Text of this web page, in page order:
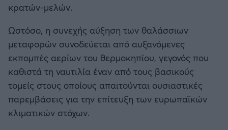
Αστέρας Τρίπολης
Παναιτωλικός
Καλαμάτα
Ηρακλής
Μπαρτσελόνα
κρατών-μελών.
Ωστόσο, η συνεχής αύξηση των θαλάσσιων
μεταφορών συνοδεύεται από αυξανόμενες
εκπομπές αερίων του θερμοκηπίου, γεγονός που
καθιστά τη ναυτιλία έναν από τους βασικούς
τομείς στους οποίους απαιτούνται ουσιαστικές
παρεμβάσεις για την επίτευξη των ευρωπαϊκών
κλιματικών στόχων.